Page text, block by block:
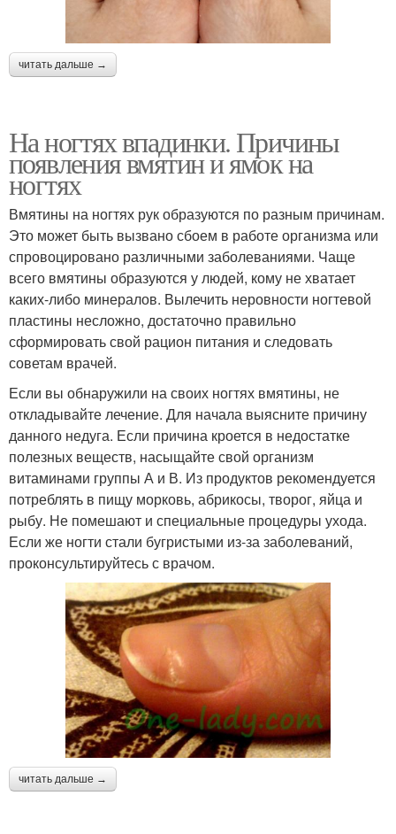
читать дальше →
На ногтях впадинки. Причины
появления вмятин и ямок на
ногтях
Вмятины на ногтях рук образуются по разным причинам.
Это может быть вызвано сбоем в работе организма или
спровоцировано различными заболеваниями. Чаще
всего вмятины образуются у людей, кому не хватает
каких-либо минералов. Вылечить неровности ногтевой
пластины несложно, достаточно правильно
сформировать свой рацион питания и следовать
советам врачей.
Если вы обнаружили на своих ногтях вмятины, не
откладывайте лечение. Для начала выясните причину
данного недуга. Если причина кроется в недостатке
полезных веществ, насыщайте свой организм
витаминами группы А и В. Из продуктов рекомендуется
потреблять в пищу морковь, абрикосы, творог, яйца и
рыбу. Не помешают и специальные процедуры ухода.
Если же ногти стали бугристыми из-за заболеваний,
проконсультируйтесь с врачом.
читать дальше →